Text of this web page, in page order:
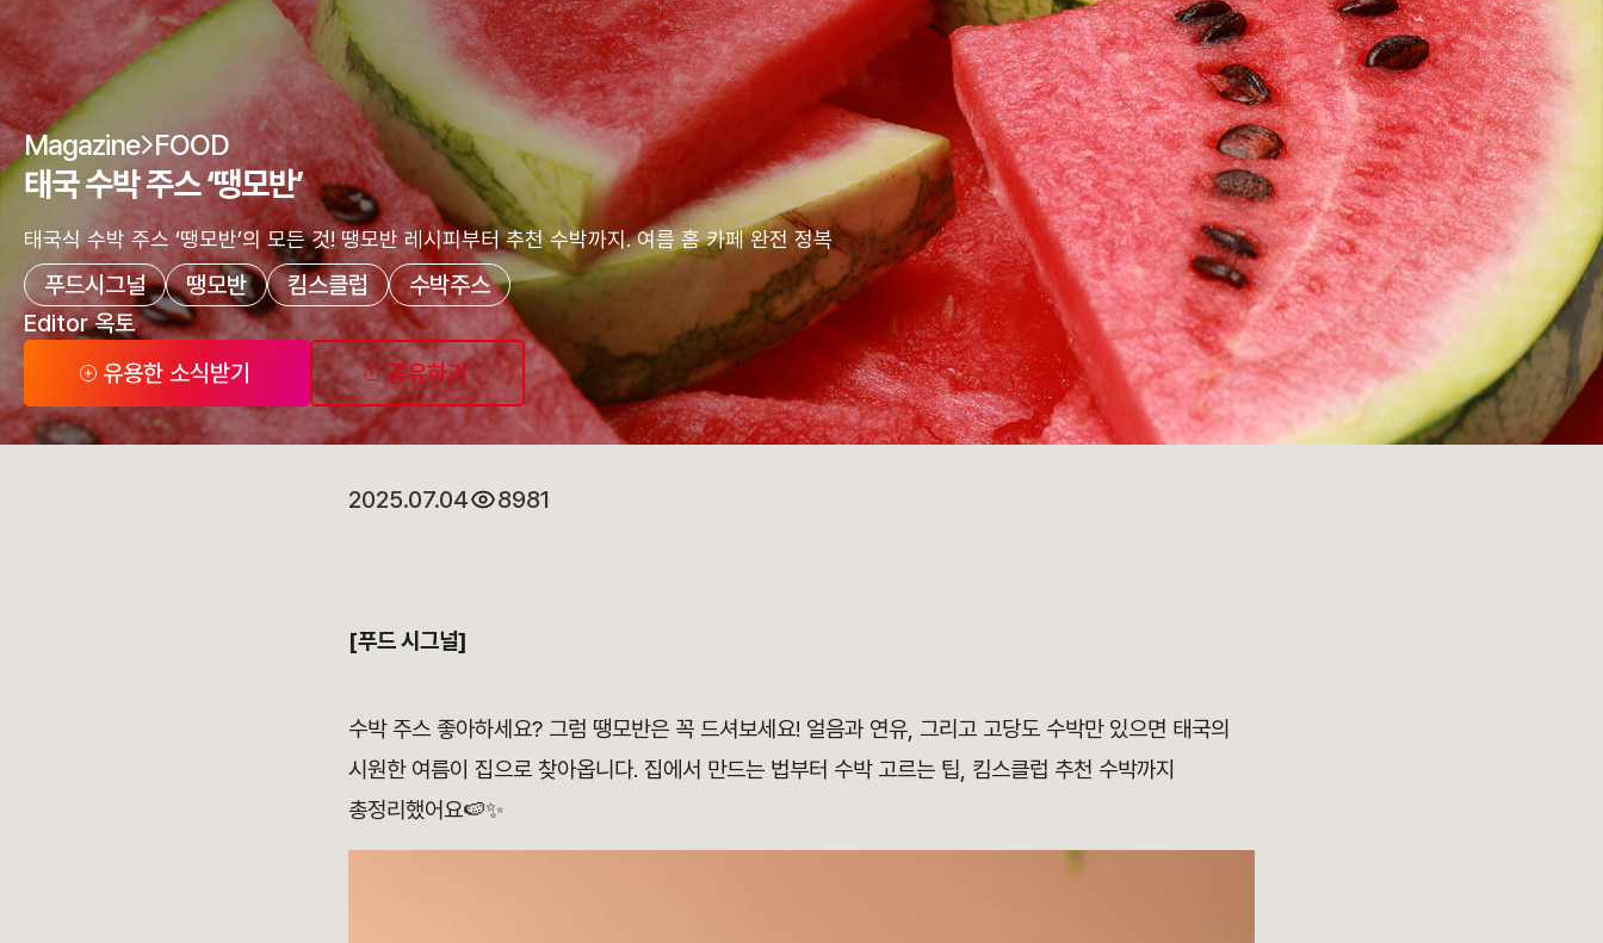
Magazine FOOD
태국 수박 주스 ‘땡모반’
태국식 수박 주스 ‘땡모반’의 모든 것! 땡모반 레시피부터 추천 수박까지. 여름 홈 카페 완전 정복
푸드시그널 땡모반 킴스클럽
수박주스
Editor 옥토
유용한 소식받기
공유하기
2025.07.04 8981
[푸드 시그널]
수박 주스 좋아하세요? 그럼 땡모반은 꼭 드셔보세요! 얼음과 연유, 그리고 고당도 수박만 있으면 태국의
시원한 여름이 집으로 찾아옵니다. 집에서 만드는 법부터 수박 고르는 팁, 킴스클럽 추천 수박까지
총정리했어요🍉✨